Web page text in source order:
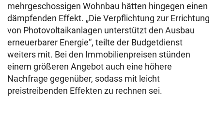
mehrgeschossigen Wohnbau hätten hingegen einen
dämpfenden Effekt. „Die Verpflichtung zur Errichtung
von Photovoltaikanlagen unterstützt den Ausbau
erneuerbarer Energie“, teilte der Budgetdienst
weiters mit. Bei den Immobilienpreisen stünden
einem größeren Angebot auch eine höhere
Nachfrage gegenüber, sodass mit leicht
preistreibenden Effekten zu rechnen sei.